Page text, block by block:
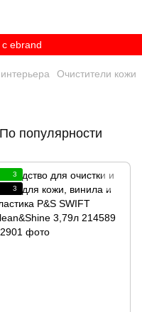
c ebrand
Очистители кожи
По популярности
3
3